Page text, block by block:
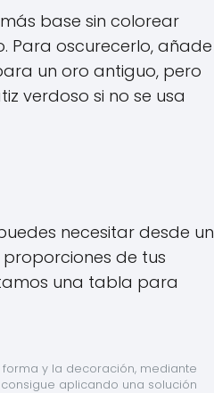
base sin colorear
Para oscurecerlo, añade
un oro antiguo, pero
verdoso si no se usa
necesitar desde un
de tus
una tabla para
y la decoración, mediante
aplicando una solución